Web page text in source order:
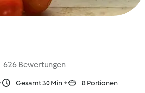
626 Bewertungen
Gesamt 30 Min 8 Portionen